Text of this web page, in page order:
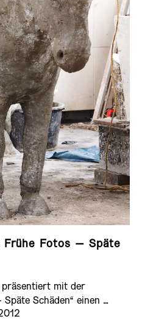
Frühe Fotos – Späte
präsentiert mit der
Schäden“ einen …